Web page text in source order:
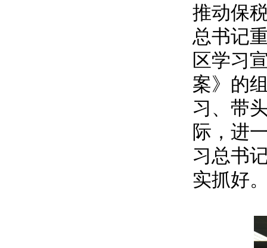
推动保
总书记
区学习
案》的
习、带
际，进
习总书
实抓好